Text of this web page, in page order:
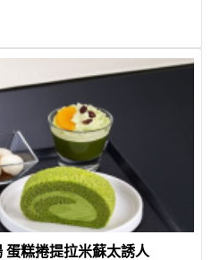
蛋糕捲提拉米蘇太誘人